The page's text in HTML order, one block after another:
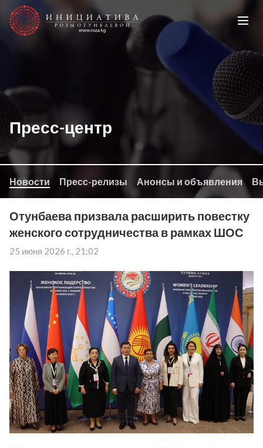
Пресс-центр
Новости Пресс-релизы Анонсы и объявления
Отунбаева призвала расширить повестку
женского сотрудничества в рамках ШОС
25 июня 2026 г., 21:02